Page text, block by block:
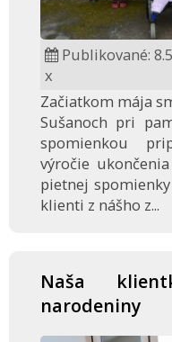
Publikované:
x
Začiatkom mája
Sušanoch pri
spomienkou
výročie
pietnej
klienti z nášho z...
Naša
narodeniny